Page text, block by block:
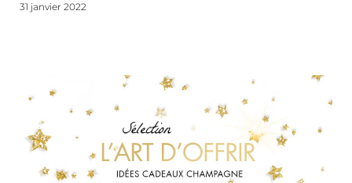
31 janvier 2022